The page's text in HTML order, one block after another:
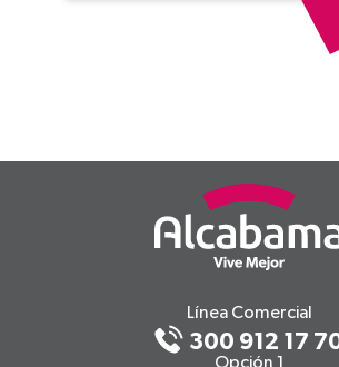
Línea Comercial
300 912 17
Opción 1